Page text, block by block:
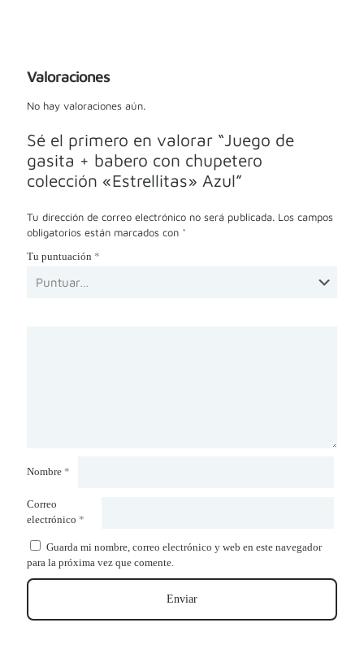
Valoraciones
No hay valoraciones aún.
Sé el primero en valorar “Juego de
gasita + babero con chupetero
colección «Estrellitas» Azul”
Tu dirección de correo electrónico no será publicada. Los campos
obligatorios están marcados con *
Tu puntuación *
Nombre *
Correo
electrónico *
Guarda mi nombre, correo electrónico y web en este navegador
para la próxima vez que comente.